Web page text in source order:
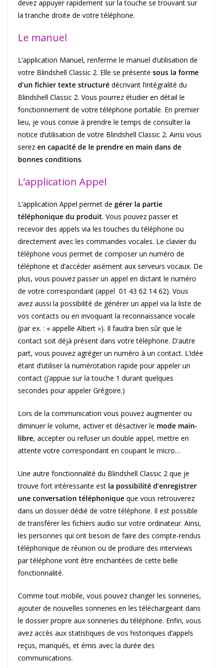
devez appuyer rapidement sur la touche se trouvant sur
la tranche droite de votre téléphone.
Le manuel
L’application Manuel, renferme le manuel d’utilisation de
votre Blindshell Classic 2. Elle se présente sous la forme
d’un fichier texte structuré décrivant l’intégralité du
Blindshell Classic 2. Vous pourrez étudier en détail le
fonctionnement de votre téléphone portable. En premier
lieu, je vous convie à prendre le temps de consulter la
notice d’utilisation de votre Blindshell Classic 2. Ainsi vous
serez en capacité de le prendre en main dans de
bonnes conditions.
L’application Appel
L’application Appel permet de gérer la partie
téléphonique du produit. Vous pouvez passer et
recevoir des appels via les touches du téléphone ou
directement avec les commandes vocales. Le clavier du
téléphone vous permet de composer un numéro de
téléphone et d’accéder aisément aux serveurs vocaux. De
plus, vous pouvez passer un appel en dictant le numéro
de votre correspondant (appel 01 43 62 14 62). Vous
avez aussi la possibilité de générer un appel via la liste de
vos contacts ou en invoquant la reconnaissance vocale
(par ex. : « appelle Albert »). Il faudra bien sûr que le
contact soit déjà présent dans votre téléphone. D’autre
part, vous pouvez agréger un numéro à un contact. L’idée
étant d’utiliser la numérotation rapide pour appeler un
contact (j’appuie sur la touche 1 durant quelques
secondes pour appeler Grégoire.)
Lors de la communication vous pouvez augmenter ou
diminuer le volume, activer et désactiver le mode main-
libre, accepter ou refuser un double appel, mettre en
attente votre correspondant en coupant le micro…
Une autre fonctionnalité du Blindshell Classic 2 que je
trouve fort intéressante est la possibilité d’enregistrer
une conversation téléphonique que vous retrouverez
dans un dossier dédié de votre téléphone. Il est possible
de transférer les fichiers audio sur votre ordinateur. Ainsi,
les personnes qui ont besoin de faire des compte-rendus
téléphonique de réunion ou de produire des interviews
par téléphone vont être enchantées de cette belle
fonctionnalité.
Comme tout mobile, vous pouvez changer les sonneries,
ajouter de nouvelles sonneries en les téléchargeant dans
le dossier propre aux sonneries du téléphone. Enfin, vous
avez accès aux statistiques de vos historiques d’appels
reçus, manqués, et émis avec la durée des
communications.